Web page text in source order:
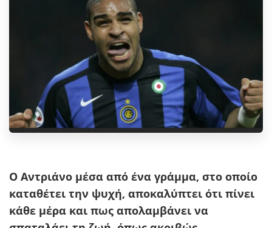
Ο Αντριάνο μέσα από ένα γράμμα, στο οποίο
καταθέτει την ψυχή, αποκαλύπτει ότι πίνει
κάθε μέρα και πως απολαμβάνει να